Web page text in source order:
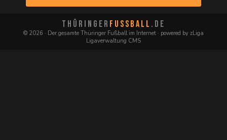
THÜRINGER FUSSBALL .DE
© 2026 · Der gesamte Thüringer Fußball im Internet · powered by zLiga
Ligaverwaltung CMS